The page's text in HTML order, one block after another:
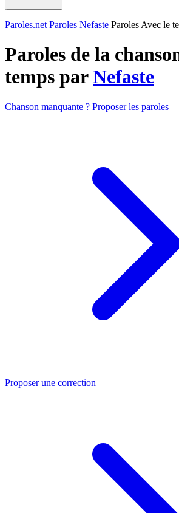
Paroles.net Paroles Nefaste Paroles Avec le
Paroles de la
temps parNefaste
Chanson manquante ? Proposer les paroles
Proposer une correction